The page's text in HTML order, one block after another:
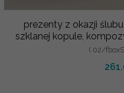
prezenty z okazji
szklanej kopule,
( 02/